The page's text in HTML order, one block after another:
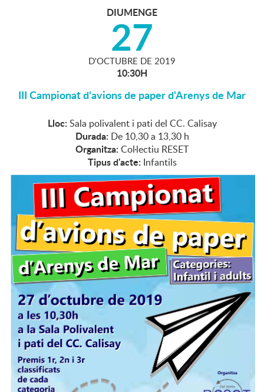
DIUMENGE
27
D'OCTUBRE DE 2019
10:30H
III Campionat d'avions de paper d'Arenys de Mar
Lloc: Sala polivalent i pati del CC. Calisay
Durada: De 10,30 a 13,30 h
Organitza: Col·lectiu RESET
Tipus d'acte: Infantils